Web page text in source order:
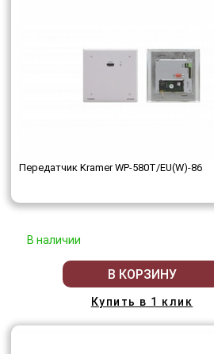
Передатчик Kramer WP-580T/EU(W)-86
В наличии
В КОРЗИНУ
Купить в 1 клик